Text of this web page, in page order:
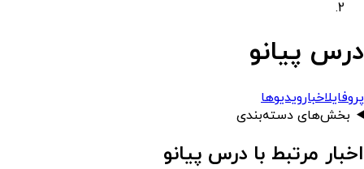
درس پیانو
پروفایلاخبارویدیوها
بخش‌های دسته‌بندی
اخبار مرتبط با درس پیانو